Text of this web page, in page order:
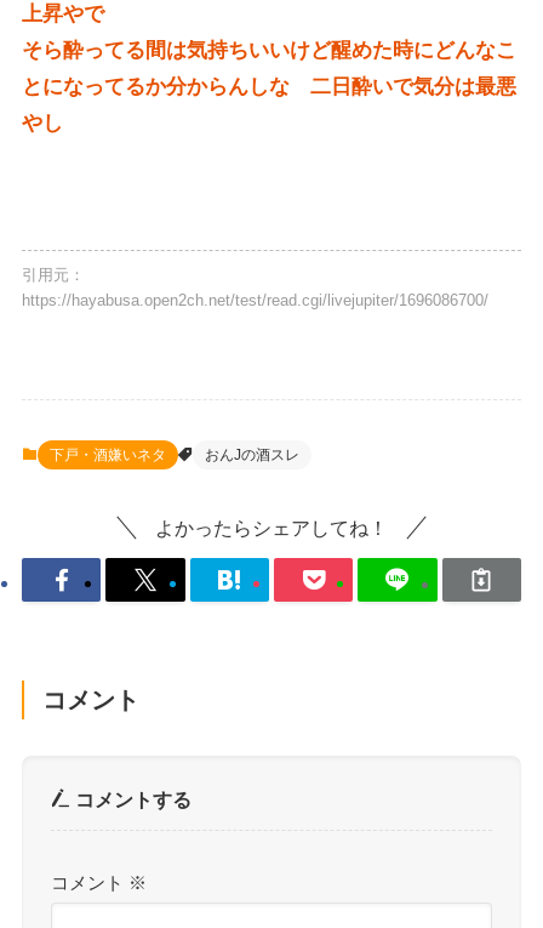
上昇やで
そら酔ってる間は気持ちいいけど醒めた時にどんなこ
とになってるか分からんしな 二日酔いで気分は最悪
やし
引用元：
https://hayabusa.open2ch.net/test/read.cgi/livejupiter/1696086700/
下戸・酒嫌いネタ おんJの酒スレ
よかったらシェアしてね！
コメント
コメントする
コメント ※